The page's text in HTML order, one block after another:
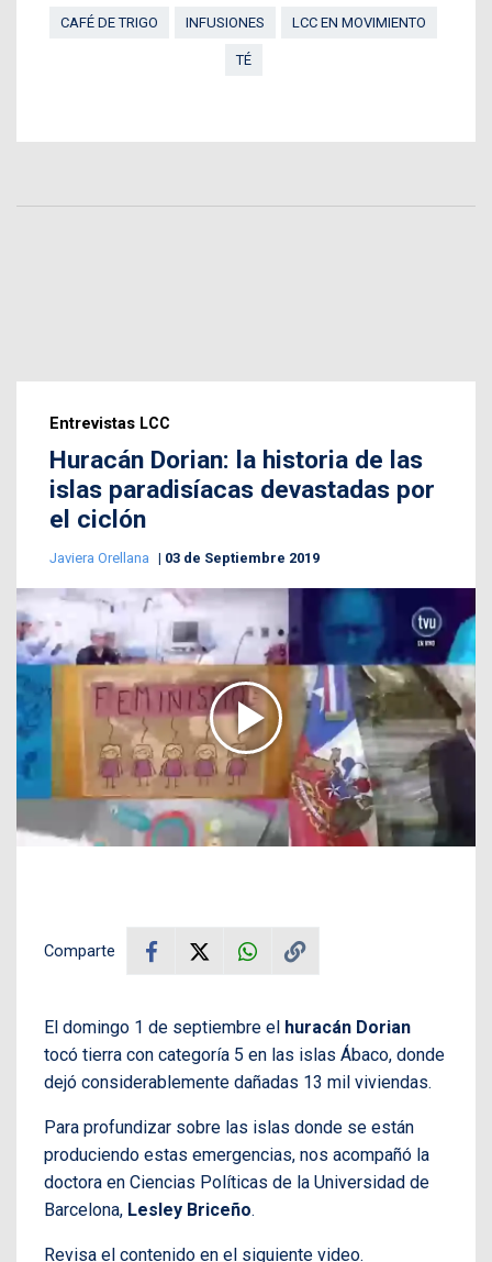
CAFÉ DE TRIGO
INFUSIONES LCC EN MOVIMIENTO
TÉ
Entrevistas LCC
Huracán Dorian: la historia de las
islas paradisíacas devastadas por
el ciclón
Javiera Orellana 03 de Septiembre 2019
Comparte
El domingo 1 de septiembre el huracán Dorian
tocó tierra con categoría 5 en las islas Ábaco, donde
dejó considerablemente dañadas 13 mil viviendas.
Para profundizar sobre las islas donde se están
produciendo estas emergencias, nos acompañó la
doctora en Ciencias Políticas de la Universidad de
Barcelona, Lesley Briceño.
Revisa el contenido en el siguiente video.